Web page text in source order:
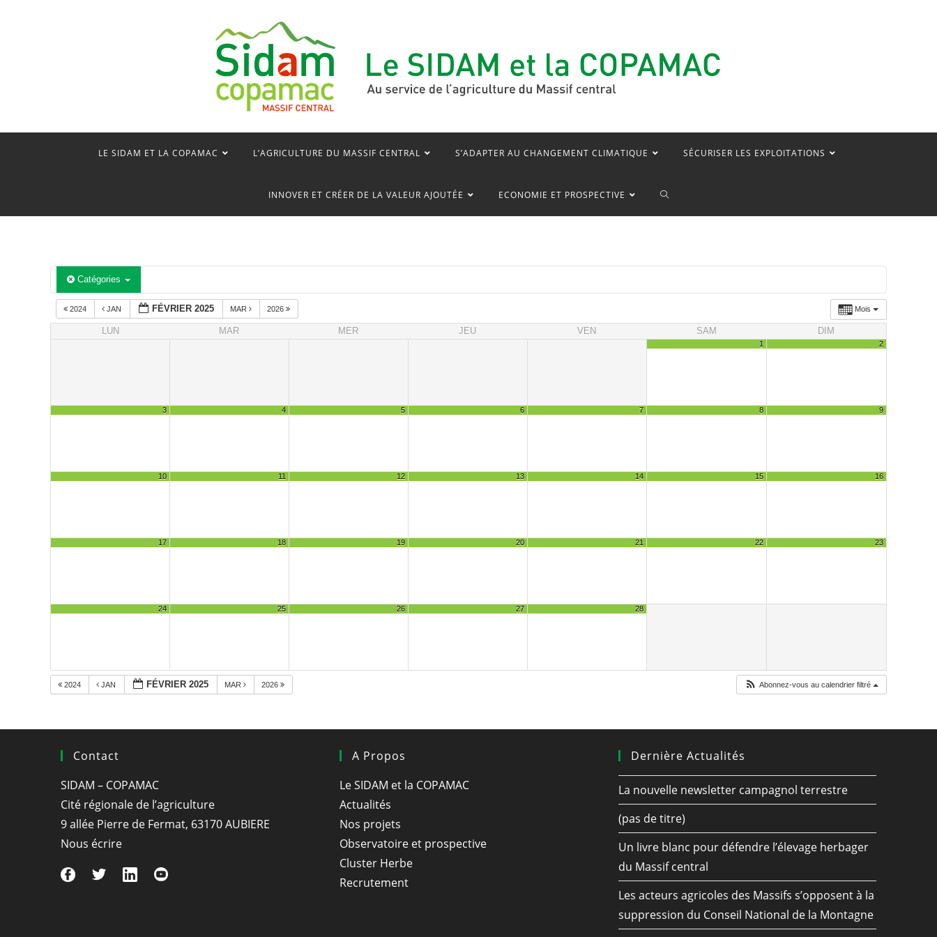
LE SIDAM ET LA COPAMAC L’AGRICULTURE DU MASSIF CENTRAL S’ADAPTER AU CHANGEMENT CLIMATIQUE SÉCURISER LES EXPLOITATIONS
INNOVER ET CRÉER DE LA VALEUR AJOUTÉE ECONOMIE ET PROSPECTIVE TOGGLE
Catégories
Mois
2024 JAN FÉVRIER 2025 MAR 2026
LUN MAR MER JEU VEN SAM DIM
1 2
3 4 5 6 7 8 9
10 11 12 13 14 15 16
17 18 19 20 21 22 23
24 25 26 27 28
2024 JAN FÉVRIER 2025 MAR 2026 Abonnez-vous au calendrier filtré
Contact
SIDAM – COPAMAC
Cité régionale de l’agriculture
9 allée Pierre de Fermat, 63170 AUBIERE
Nous écrire
A Propos
Le SIDAM et la COPAMAC
Actualités
Nos projets
Observatoire et prospective
Cluster Herbe
Recrutement
Dernière Actualités
La nouvelle newsletter campagnol terrestre
(pas de titre)
Un livre blanc pour défendre l’élevage herbager
du Massif central
Les acteurs agricoles des Massifs s’opposent à la
suppression du Conseil National de la Montagne